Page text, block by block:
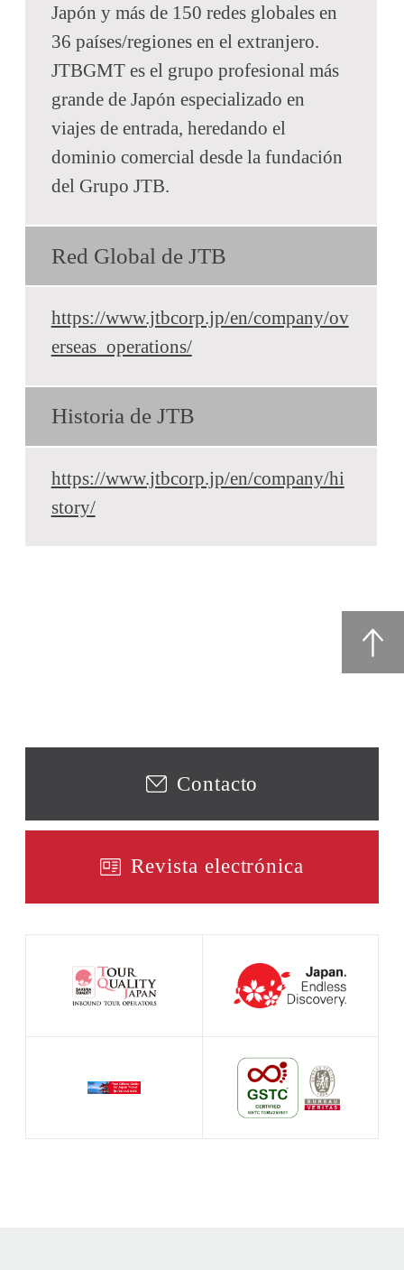
Japón y más de 150 redes globales en
36 países/regiones en el extranjero.
JTBGMT es el grupo profesional más
grande de Japón especializado en
viajes de entrada, heredando el
dominio comercial desde la fundación
del Grupo JTB.
Red Global de JTB
https://www.jtbcorp.jp/en/company/ov
erseas_operations/
Historia de JTB
https://www.jtbcorp.jp/en/company/hi
story/
Contacto
Revista electrónica